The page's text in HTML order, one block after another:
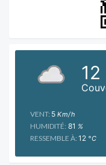
12
VENT: 5 Km/h
HUMIDITÉ: 81 %
RESSEMBLE À: 12 °C